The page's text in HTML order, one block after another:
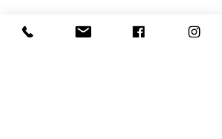
Nouveauté